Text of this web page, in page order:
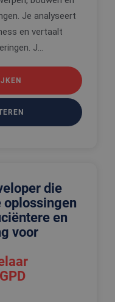
Je analyseert
en vertaalt
J...
die
en
voor